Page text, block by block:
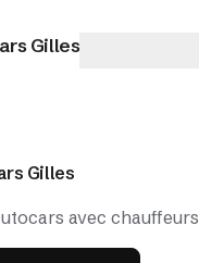
Gilles
Gilles
avec chauffeurs